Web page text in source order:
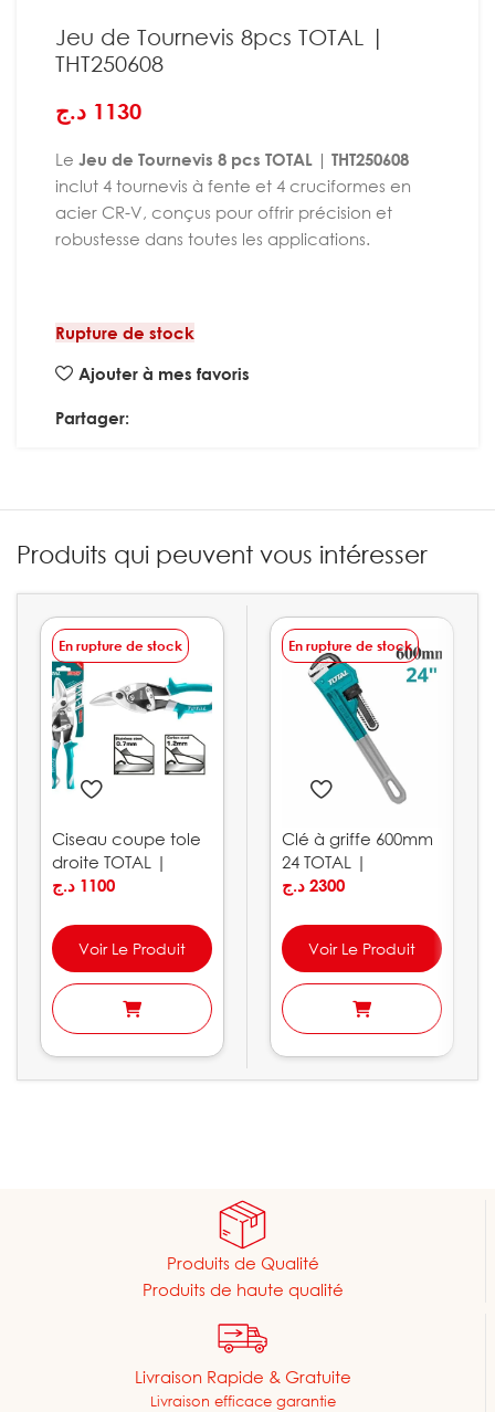
Jeu de Tournevis 8pcs TOTAL |
THT250608
1130 د.ج
Le Jeu de Tournevis 8 pcs TOTAL | THT250608
inclut 4 tournevis à fente et 4 cruciformes en
acier CR-V, conçus pour offrir précision et
robustesse dans toutes les applications.
Rupture de stock
Ajouter à mes favoris
Partager:
Produits qui peuvent vous intéresser
En rupture de stock
Ciseau coupe tole
droite TOTAL |
THT523106
1100 د.ج
Voir Le Produit
En rupture de stock
Clé à griffe 600mm
24 TOTAL |
THT171246
2300 د.ج
Voir Le Produit
Produits de Qualité
Produits de haute qualité
Livraison Rapide & Gratuite
Livraison efficace garantie